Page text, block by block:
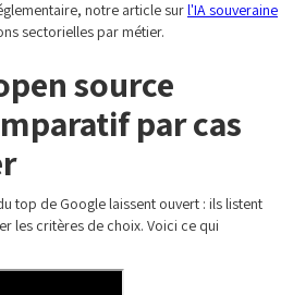
notre article surl'IA souveraine
sectorielles par métier.
source
par cas
top de Google laissent ouvert : ils listent
les critères de choix. Voici ce qui